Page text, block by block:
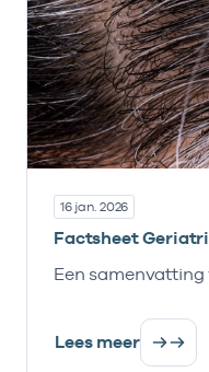
16 jan. 2026
Factsheet
Een
Lees meer